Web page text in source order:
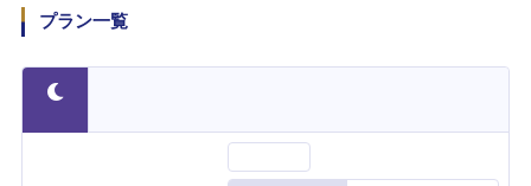
プラン一覧